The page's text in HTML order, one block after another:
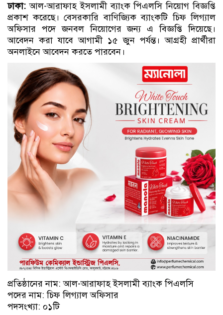
ঢাকা:আল-আরাফাহ ইসলামী ব্যাংক পিএলসি নিয়োগ বিজ্ঞপ্তি
প্রকাশ করেছে। বেসরকারি বাণিজ্যিক ব্যাংকটি চিফ লিগ্যাল
অফিসার পদে জনবল নিয়োগের জন্য এ বিজ্ঞপ্তি দিয়েছে।
আবেদন করা যাবে আগামী ১৫ জুন পর্যন্ত। আগ্রহী প্রার্থীরা
অনলাইনে আবেদন করতে পারবেন।
প্রতিষ্ঠানের নাম: আল-আরাফাহ ইসলামী ব্যাংক পিএলসি
পদের নাম: চিফ লিগ্যাল অফিসার
পদসংখ্যা: ০১টি